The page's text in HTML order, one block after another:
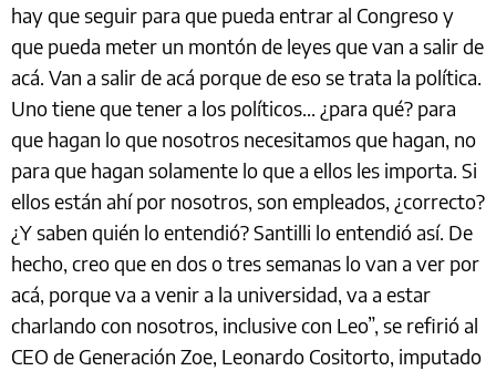
hay que seguir para que pueda entrar al Congreso y
que pueda meter un montón de leyes que van a salir de
acá. Van a salir de acá porque de eso se trata la política.
Uno tiene que tener a los políticos... ¿para qué? para
que hagan lo que nosotros necesitamos que hagan, no
para que hagan solamente lo que a ellos les importa. Si
ellos están ahí por nosotros, son empleados, ¿correcto?
¿Y saben quién lo entendió? Santilli lo entendió así. De
hecho, creo que en dos o tres semanas lo van a ver por
acá, porque va a venir a la universidad, va a estar
charlando con nosotros, inclusive con Leo”, se refirió al
CEO de Generación Zoe, Leonardo Cositorto, imputado